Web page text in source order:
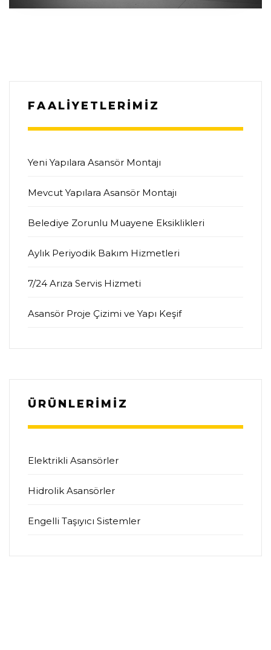
FAALİYETLERİMİZ
Yeni Yapılara Asansör Montajı
Mevcut Yapılara Asansör Montajı
Belediye Zorunlu Muayene Eksiklikleri
Aylık Periyodik Bakım Hizmetleri
7/24 Arıza Servis Hizmeti
Asansör Proje Çizimi ve Yapı Keşif
ÜRÜNLERİMİZ
Elektrikli Asansörler
Hidrolik Asansörler
Engelli Taşıyıcı Sistemler